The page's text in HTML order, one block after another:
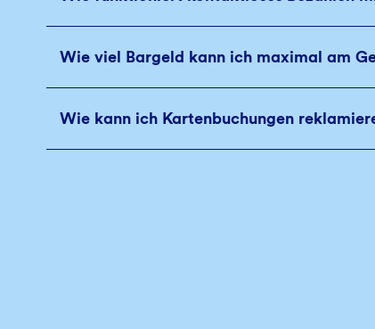
Wie viel Bargeld kann ich maximal am
Wie kann ich Kartenbuchungen